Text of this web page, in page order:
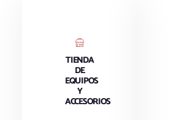
TIENDA
DE
EQUIPOS
Y
ACCESORIOS